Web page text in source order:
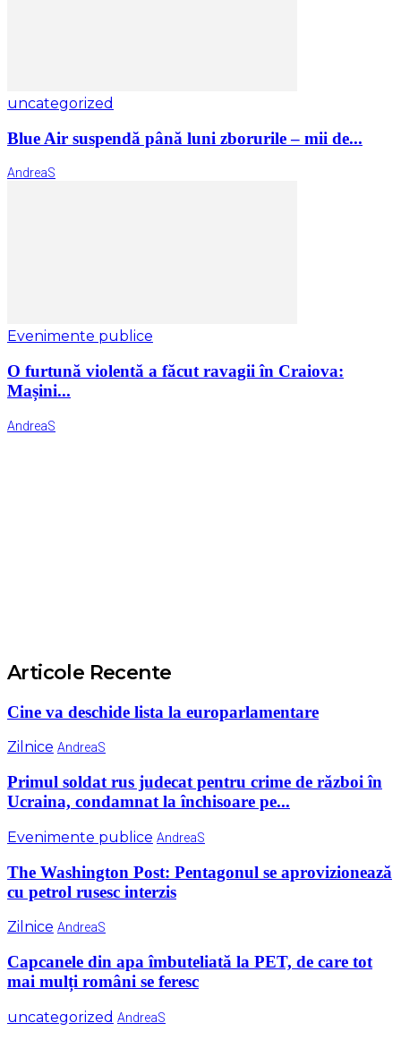
uncategorized
Blue Air suspendă până luni zborurile – mii de...
AndreaS
Evenimente publice
O furtună violentă a făcut ravagii în Craiova:
Mașini...
AndreaS
Articole Recente
Cine va deschide lista la europarlamentare
Zilnice AndreaS
Primul soldat rus judecat pentru crime de război în
Ucraina, condamnat la închisoare pe...
Evenimente publice AndreaS
The Washington Post: Pentagonul se aprovizionează
cu petrol rusesc interzis
Zilnice AndreaS
Capcanele din apa îmbuteliată la PET, de care tot
mai mulți români se feresc
uncategorized AndreaS